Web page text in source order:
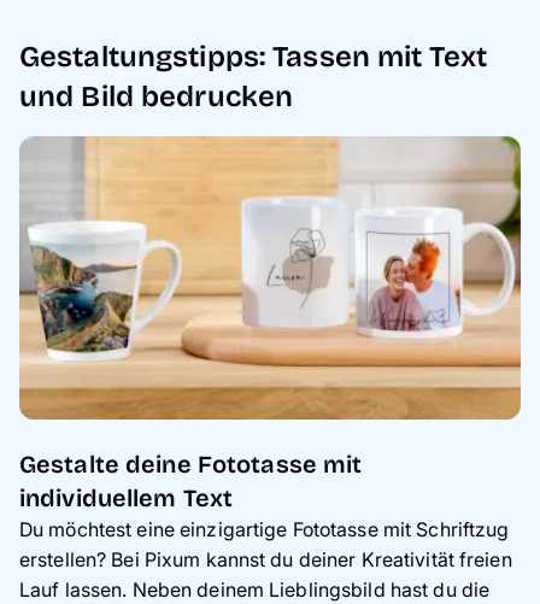
Gestaltungstipps: Tassen mit Text
und Bild bedrucken
Gestalte deine Fototasse mit
individuellem Text
Du möchtest eine einzigartige Fototasse mit Schriftzug
erstellen? Bei Pixum kannst du deiner Kreativität freien
Lauf lassen. Neben deinem Lieblingsbild hast du die